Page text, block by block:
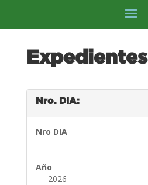
Expedientes
Nro. DIA:
Nro DIA
Año
2026